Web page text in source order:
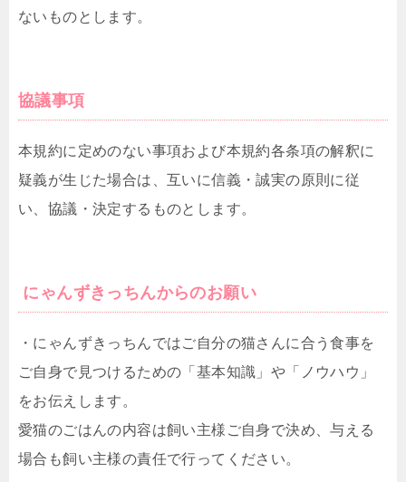
ないものとします。
協議事項
本規約に定めのない事項および本規約各条項の解釈に
疑義が生じた場合は、互いに信義・誠実の原則に従
い、協議・決定するものとします。
にゃんずきっちんからのお願い
・にゃんずきっちんではご自分の猫さんに合う食事を
ご自身で見つけるための「基本知識」や「ノウハウ」
をお伝えします。
愛猫のごはんの内容は飼い主様ご自身で決め、与える
場合も飼い主様の責任で行ってください。